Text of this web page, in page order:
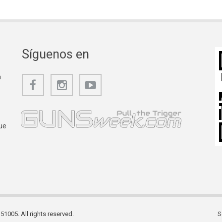
Síguenos en
All rights reserved.